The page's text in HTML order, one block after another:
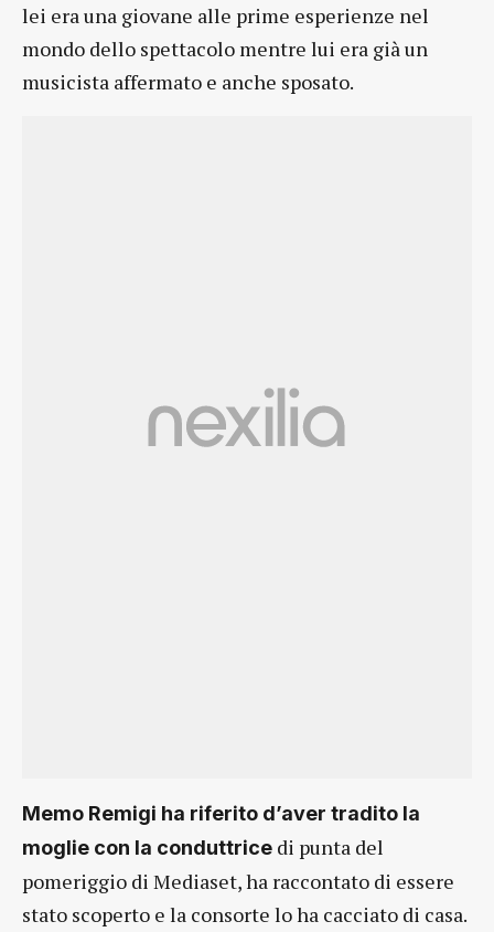
lei era una giovane alle prime esperienze nel
mondo dello spettacolo mentre lui era già un
musicista affermato e anche sposato.
Memo Remigi ha riferito d’aver tradito la
moglie con la conduttrice di punta del
pomeriggio di Mediaset, ha raccontato di essere
stato scoperto e la consorte lo ha cacciato di casa.